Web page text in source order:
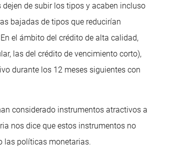
de subir los tipos y acaben incluso
bajadas de tipos que reducirían
el ámbito del crédito de alta calidad,
las del crédito de vencimiento corto),
durante los 12 meses siguientes con
considerado instrumentos atractivos a
nos dice que estos instrumentos no
las políticas monetarias.